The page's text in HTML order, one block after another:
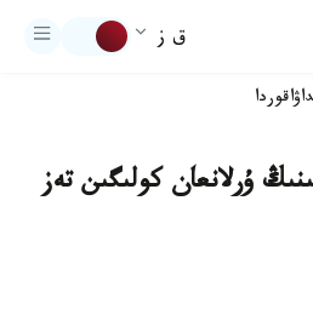
ق ز
اقوردا
ۇرلانعان كولىگىن تەز